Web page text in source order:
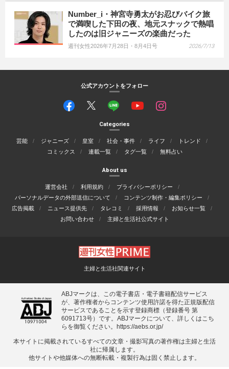
Number_i・神宮寺勇太がお忍びバイク旅
で満喫した下田の夜、地元スナックで熱唱
したのは旧ジャニーズの楽曲だった
週刊女性2026年7月28日・8月4日号 2026/7/13
公式アカウントをフォロー
Categories
芸能 ジャニーズ 皇室 社会・事件 ライフ
トレンド
コミックス
連載一覧 タグ一覧 無料占い
About us
運営会社 利用規約
プライバシーポリシー
パーソナルデータの外部送信について
コンテンツ制作・編集ポリシー
広告掲載
ニュース提供先 タレコミ 採用情報
お知らせ一覧
お問い合わせ
主婦と生活社公式サイト
主婦と生活社関連サイト
ABJマークは、この電子書店・電子書籍配信サービス
が、著作権者からコンテンツ使用許諾を得た正規版配信
サービスであることを示す登録商標（登録番号 第
6091713号）です。ABJマークについて、詳しくはこち
らを御覧ください。
https://aebs.or.jp/
本サイトに掲載されているすべての⽂章・撮影写真の著作権は主婦と⽣活
社に帰属します。
他サイトや他媒体への無断転載・複製⾏為は固く禁⽌します。